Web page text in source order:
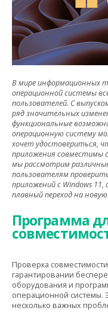
В мире информационных
операционной системы
пользователей. С
ряд значительных
функциональные
операционную систему
хочет удостовериться,
приложения совместимы
мы рассмотрим
пользователям
приложений с Windows 11,
плавный переход на
Программа
Проверка
гарантировании
оборудования и
операционной системы.
несколько важных